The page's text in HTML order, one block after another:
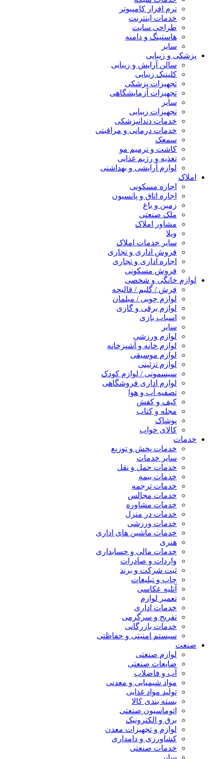
نرم افزار کامپیوتر
خدمات اینترنت
طراحی سایت
هاستینگ و دامنه
سایر
پزشکی و زیبایی
سالن آرایش و زیبایی
کلینیک زیبایی
تجهیزات پزشکی
تجهیزات آزمایشگاهی
سایر
تجهیزات زیبایی
خدمات دندانپزشکی
خدمات درمانی و مراقبتی
سمعک
کاشت و ترمیم مو
تغذیه و رژیم غذایی
لوازم آرایشی و بهداشتی
املاک
اجاره مسکونی
اجاره اتاق و پانسیون
زمین و باغ
ملک صنعتی
مشاور املاک
ویلا
سایر خدمات املاک
فروش اداری و تجاری
اجاره اداری و تجاری
فروش مسکونی
لوازم خانگی و شخصی
فرش / گلیم / قالیچه
لوازم چوبی / مبلمان
لوازم برقی و گازی
اسباب بازی
سایر
لوازم ورزشی
لوازم خانه و آشپزخانه
لوازم موسیقی
لوازم تزئینی
سیسمونی / لوازم کودک
لوازم اداری فروشگاهی
تصفیه آب و هوا
کیف و کفش
مجله و کتاب
پوشاک
کالای خواب
خدمات
خدمات پخش و توزیع
سایر خدمات
خدمات حمل و نقل
خدمات بیمه
خدمات ترجمه
خدمات مجالس
خدمات مشاوره
خدمات در منزل
خدمات ورزشی
خدمات ماشین های اداری
هنری
خدمات مالی و حسابداری
واردات و صادرات
ثبت شرکت و برند
چاپ و تبلیغات
آتلیه عکاسی
تعمیر لوازم
خدمات اداری
تفریح و سرگرمی
خدمات بازرگانی
سیستم امنیتی و حفاظتی
صنعت
لوازم صنعتی
ضایعات صنعتی
آب و فاضلاب
مواد شیمیایی و معدنی
تولید مواد غذایی
بسته بندی کالا
اتوماسیون صنعتی
برق و الکترونیک
لوازم و تجهیزات معدن
کشاورزی و دامداری
خدمات صنعتی